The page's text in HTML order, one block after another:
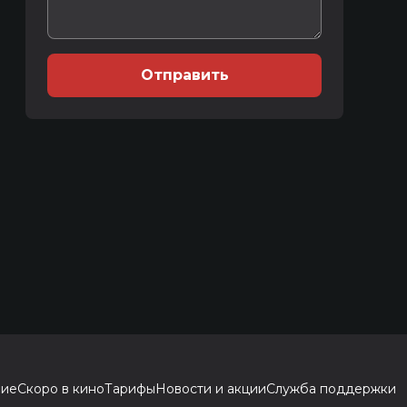
Отправить
Скоро в киноТарифыНовости и акцииСлужба поддержки